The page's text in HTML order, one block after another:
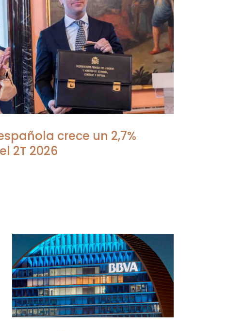
crece un 2,7%
2T 2026